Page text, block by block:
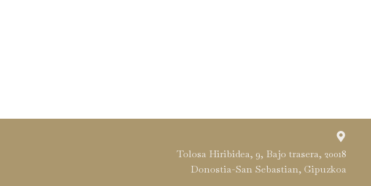
Tolosa Hiribidea, 9, Bajo trasera, 20018
Donostia-San Sebastian, Gipuzkoa